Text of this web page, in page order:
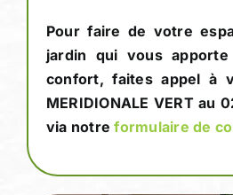
Pour faire de votre
jardin qui vous
confort, faites appel à
MERIDIONALE VERT au
via notreformulaire de